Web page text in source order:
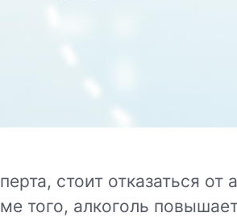
стоит отказаться
того, алкоголь